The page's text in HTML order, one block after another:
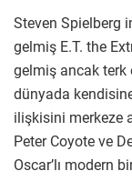
Steven Spielberg
gelmiş E.T. the
gelmiş ancak terk
dünyada
ilişkisini merkeze
Peter Coyote ve
Oscar’lı modern